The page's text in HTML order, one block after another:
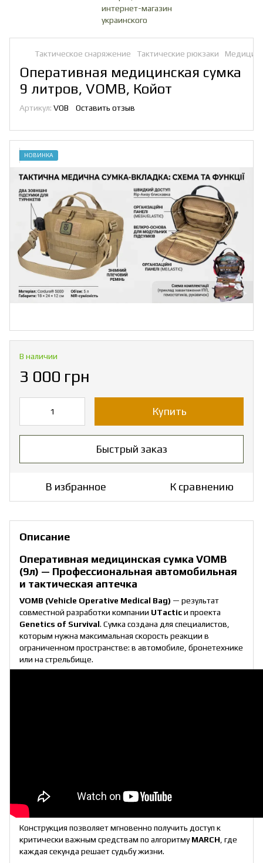
Тактическое снаряжение Тактические рюкзаки
Оперативная медицинская сумка
9 литров, VOMB, Койот
Артикул: VOB Оставить отзыв
НОВИНКА
В наличии
3 000 грн
Купить
Быстрый заказ
В избранное К сравнению
Описание
Оперативная медицинская сумка VOMB
(9л) — Профессиональная автомобильная
и тактическая аптечка
VOMB (Vehicle Operative Medical Bag) — результат
совместной разработки компании UTacticи проекта
Genetics of Survival. Сумка создана для специалистов,
которым нужна максимальная скорость реакции в
ограниченном пространстве: в автомобиле, бронетехнике
или на стрельбище.
Конструкция позволяет мгновенно получить доступ к
критически важным средствам по алгоритмуMARCH , где
каждая секунда решает судьбу жизни.